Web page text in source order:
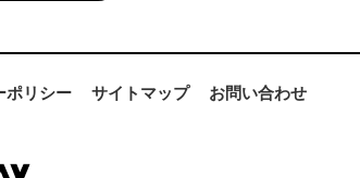
ポリシー サイトマップ お問い合わせ